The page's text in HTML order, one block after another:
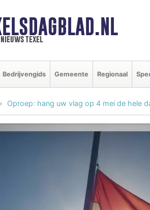
texel
Bedrijvengids Gemeente Regionaal
Oproep: hang uw vlag op 4 mei de hele